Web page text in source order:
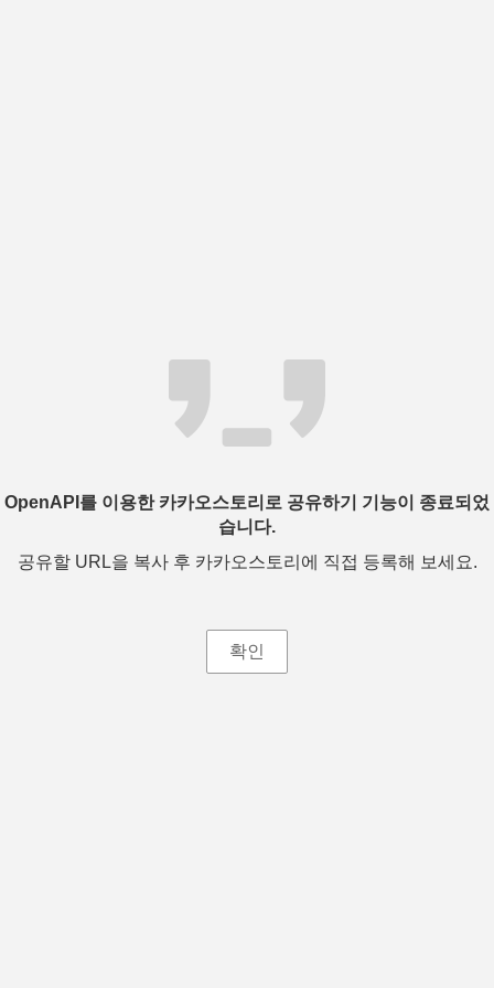
OpenAPI를 이용한 카카오스토리로 공유하기 기능이 종료되었
습니다.
공유할 URL을 복사 후 카카오스토리에 직접 등록해 보세요.
확인